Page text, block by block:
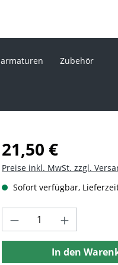
Zubehör
Regulärer Preis:
21,50 €
Preise inkl. MwSt. zzgl.
Sofort verfügbar,
Produkt
In den